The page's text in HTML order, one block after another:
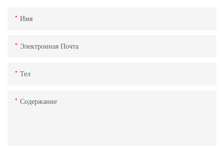
Имя
Электронная Почта
Тел
Содержание